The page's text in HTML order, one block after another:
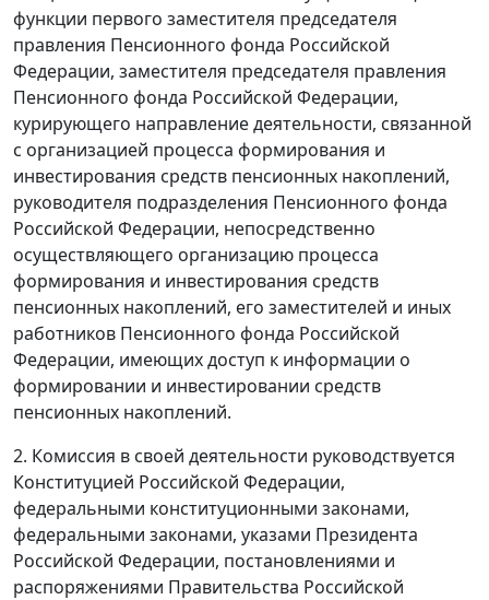
функции первого заместителя председателя
правления Пенсионного фонда Российской
Федерации, заместителя председателя правления
Пенсионного фонда Российской Федерации,
курирующего направление деятельности, связанной
с организацией процесса формирования и
инвестирования средств пенсионных накоплений,
руководителя подразделения Пенсионного фонда
Российской Федерации, непосредственно
осуществляющего организацию процесса
формирования и инвестирования средств
пенсионных накоплений, его заместителей и иных
работников Пенсионного фонда Российской
Федерации, имеющих доступ к информации о
формировании и инвестировании средств
пенсионных накоплений.
2. Комиссия в своей деятельности руководствуется
Конституцией Российской Федерации,
федеральными конституционными законами,
федеральными законами, указами Президента
Российской Федерации, постановлениями и
распоряжениями Правительства Российской